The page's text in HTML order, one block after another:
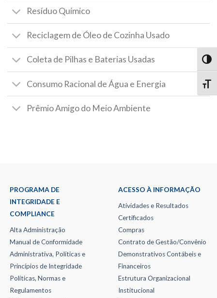
Resíduo Químico
Reciclagem de Óleo de Cozinha Usado
Coleta de Pilhas e Baterias Usadas
Consumo Racional de Água e Energia
Prêmio Amigo do Meio Ambiente
PROGRAMA DE
INTEGRIDADE E
COMPLIANCE
Alta Administração
Manual de Conformidade
Administrativa, Políticas e
Princípios de Integridade
Políticas, Normas e
Regulamentos
ACESSO À INFORMAÇÃO
Atividades e Resultados
Certificados
Compras
Contrato de Gestão/Convênio
Demonstrativos Contábeis e
Financeiros
Estrutura Organizacional
Institucional